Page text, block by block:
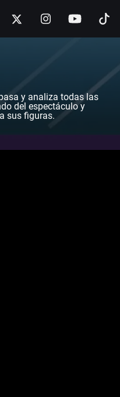
y analiza todas las
del espectáculo y
sus figuras.